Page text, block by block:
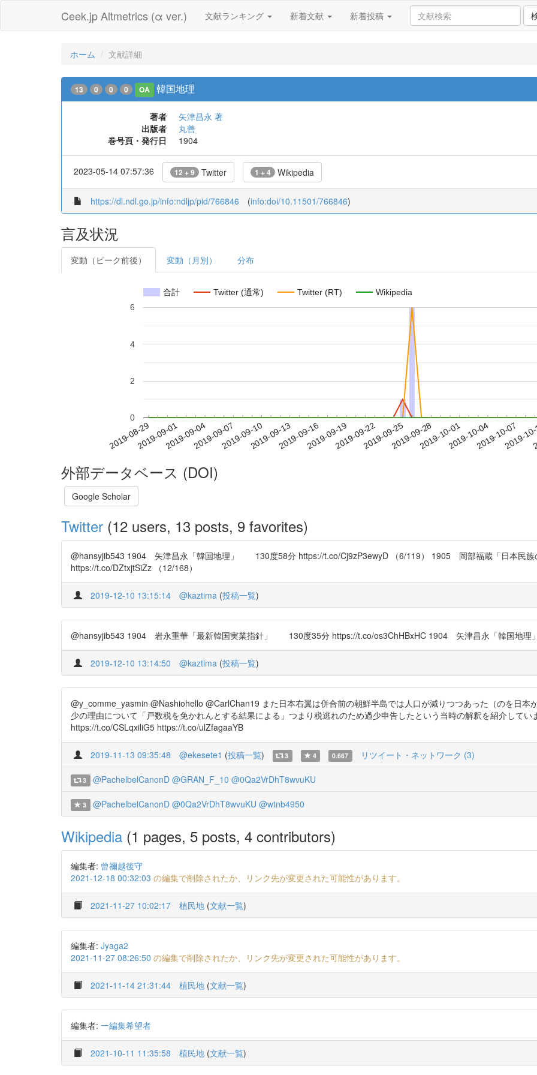
Ceek.jp Altmetrics (α ver.) 文献ランキング 新着文献 新着投稿
ホーム 文献詳細
13 0 0 0 OA 韓国地理
著者
矢津昌永 著
出版者
丸善
巻号頁・発行日
1904
2023-05-14 07:57:36 12 + 9 Twitter 1 + 4 Wikipedia
https://dl.ndl.go.jp/info:ndljp/pid/766846 (info:doi/10.11501/766846)
言及状況
変動（ピーク前後） 変動（月別） 分布
合計 Twitter (通常) Twitter (RT) Wikipedia
2019-08-292019-09-012019-09-042019-09-072019-09-102019-09-132019-09-162019-09-192019-09-222019-09-252019-09-282019-10-012019-10-042019-10-07
2019-
0
2
4
6
外部データベース (DOI)
Google Scholar
Twitter (12 users, 13 posts, 9 favorites)
@hansyjib543 1904 矢津昌永「韓国地理」 130度58分 https://t.co/Cj9zP3ewyD （6/119） 1905 岡部福蔵「日本民
https://t.co/DZtxjtSiZz （12/168）
2019-12-10 13:15:14 @kaztima (投稿一覧)
@hansyjib543 1904 岩永重華「最新韓国実業指針」 130度35分 https://t.co/os3ChHBxHC 1904 矢津昌永「韓国地
2019-12-10 13:14:50 @kaztima (投稿一覧)
@y_comme_yasmin @Nashiohello @CarlChan19 また日本右翼は併合前の朝鮮半島では人口が減りつつあった（のを日本
少の理由について「戸数税を免かれんとする結果による」つまり税逃れのため過少申告したという当時の解釈を紹介して
https://t.co/CSLqxiliG5 https://t.co/ulZfagaaYB
2019-11-13 09:35:48 @ekesete1 (投稿一覧) 3 4 0.667 リツイート・ネットワーク (3)
3 @PachelbelCanonD @GRAN_F_10 @0Qa2VrDhT8wvuKU
3 @PachelbelCanonD @0Qa2VrDhT8wvuKU @wtnb4950
Wikipedia (1 pages, 5 posts, 4 contributors)
編集者: 曾禰越後守
2021-12-18 00:32:03 の編集で削除されたか、リンク先が変更された可能性があります。
2021-11-27 10:02:17 植民地 (文献一覧)
編集者: Jyaga2
2021-11-27 08:26:50 の編集で削除されたか、リンク先が変更された可能性があります。
2021-11-14 21:31:44 植民地 (文献一覧)
編集者: 一編集希望者
2021-10-11 11:35:58 植民地 (文献一覧)